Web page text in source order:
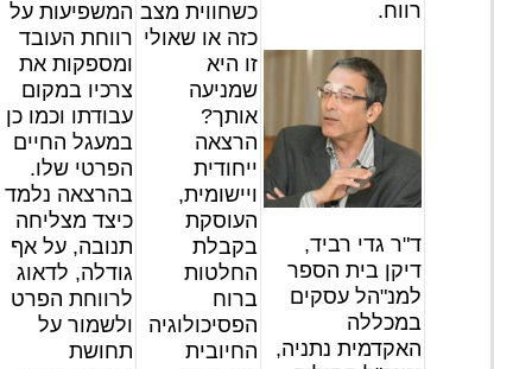
רווח.
ד"ר גדי רביד,
דיקן בית הספר
למנ"הל עסקים
במכללה
האקדמית נתניה,
כשחווית מצב
כזה או שאולי
זו היא
שמניעה
אותך?
הרצאה
ייחודית
ויישומית,
העוסקת
בקבלת
החלטות
ברוח
הפסיכולוגיה
החיובית
המשפיעות על
רווחת העובד
ומספקות את
צרכיו במקום
עבודתו וכמו כן
במעגל החיים
הפרטי שלו.
בהרצאה נלמד
כיצד מצליחה
תנובה, על אף
גודלה, לדאוג
לרווחת הפרט
ולשמור על
תחושת